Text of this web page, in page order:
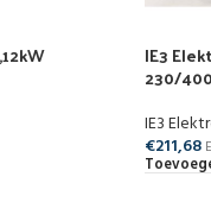
IE3
230/
IE3
€211,68